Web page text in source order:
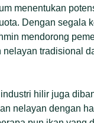
menentukan
Dengan segala
mendorong
nelayan tradisional
hilir juga
nelayan dengan